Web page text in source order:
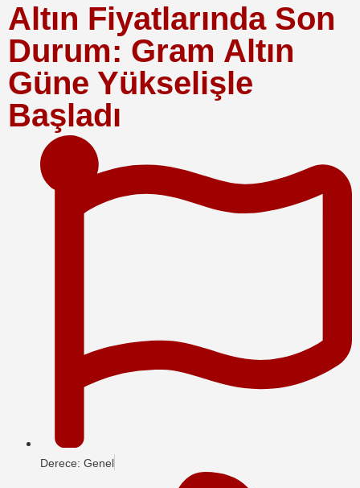
Altın Fiyatlarında Son
Durum: Gram Altın
Güne Yükselişle
Başladı
Derece: Genel